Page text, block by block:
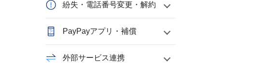
紛失・電話番号変更・解約
PayPayアプリ・補償
外部サービス連携